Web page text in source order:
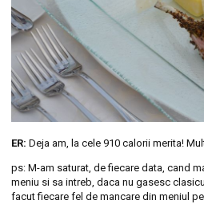
ER: Deja am, la cele 910 calorii merita!
ps: M-am saturat, de fiecare data, cand
meniu si sa intreb, daca nu gasesc
facut fiecare fel de mancare din meniul